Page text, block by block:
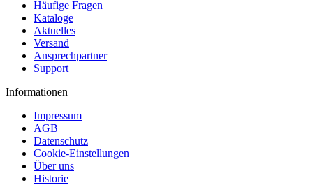
Häufige Fragen
Kataloge
Aktuelles
Versand
Ansprechpartner
Support
Informationen
Impressum
AGB
Datenschutz
Cookie-Einstellungen
Über uns
Historie